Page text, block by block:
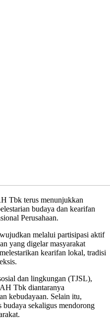
Tbk terus menunjukkan
budaya dan kearifan
Perusahaan.
melalui partisipasi aktif
yang digelar masyarakat
kearifan lokal, tradisi
dan lingkungan (TJSL),
Tbk diantaranya
kebudayaan. Selain itu,
budaya sekaligus mendorong